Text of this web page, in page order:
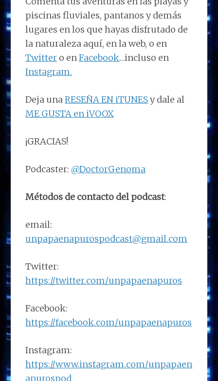
piscinas fluviales, pantanos y demás
lugares en los que hayas disfrutado de
la naturaleza aquí, en la web, o en
Twitter o enFacebook…incluso en
Instagram.
Deja unaRESEÑA EN iTUNESy dale al
ME GUSTA en iVOOX
¡GRACIAS!
Podcaster: @DoctorGenoma
Métodos de contacto del podcast:
email:
unpapaenapurospodcast@gmail.com
Twitter:
https://twitter.com/unpapaenapuros
Facebook:
https://facebook.com/unpapaenapuros
Instagram:
https://www.instagram.com/unpapaen
apurospod